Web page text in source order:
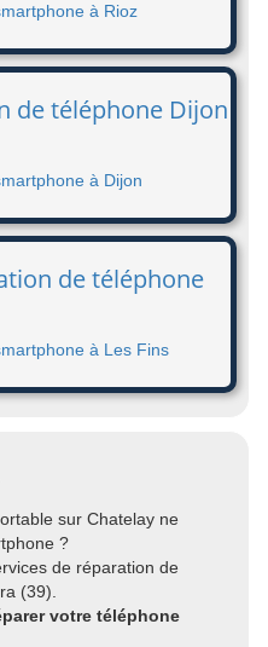
à Rioz
de téléphone Dijon
à Dijon
de téléphone
à Les Fins
sur Chatelay ne
?
de réparation de
(39).
votre téléphone